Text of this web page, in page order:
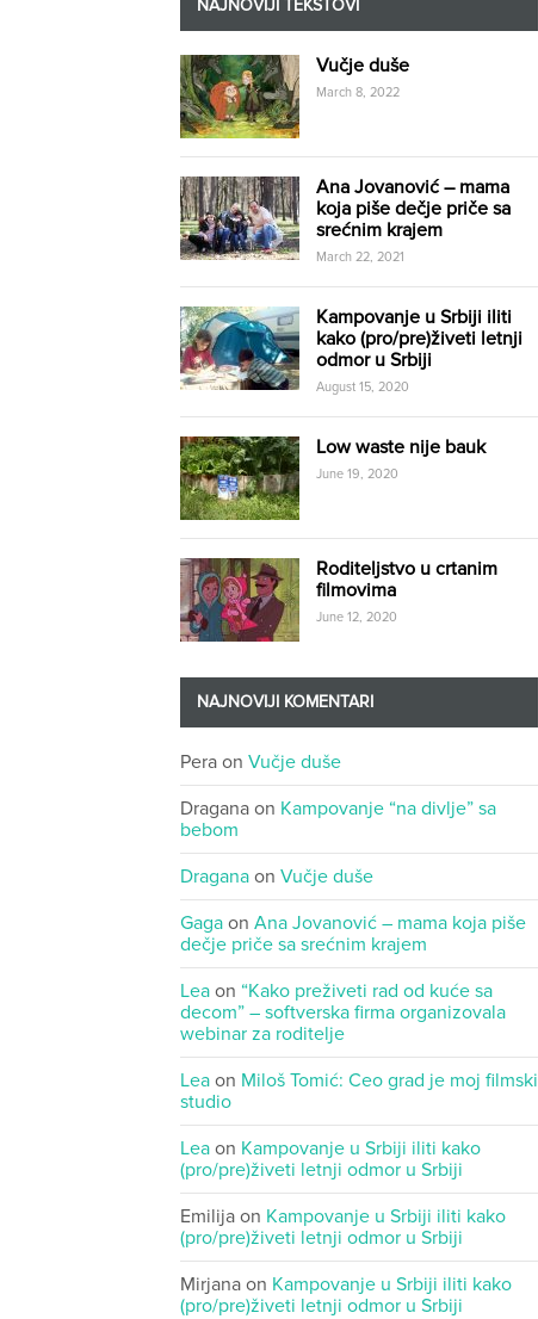
NAJNOVIJI TEKSTOVI
Vučje duše
March 8, 2022
Ana Jovanović – mama
koja piše dečje priče sa
srećnim krajem
March 22, 2021
Kampovanje u Srbiji iliti
kako (pro/pre)živeti letnji
odmor u Srbiji
August 15, 2020
Low waste nije bauk
June 19, 2020
Roditeljstvo u crtanim
filmovima
June 12, 2020
NAJNOVIJI KOMENTARI
Pera on Vučje duše
Dragana on Kampovanje “na divlje” sa
bebom
Dragana on Vučje duše
Gaga on Ana Jovanović – mama koja piše
dečje priče sa srećnim krajem
Lea on “Kako preživeti rad od kuće sa
decom” – softverska firma organizovala
webinar za roditelje
Lea on Miloš Tomić: Ceo grad je moj filmski
studio
Lea on Kampovanje u Srbiji iliti kako
(pro/pre)živeti letnji odmor u Srbiji
Emilija on Kampovanje u Srbiji iliti kako
(pro/pre)živeti letnji odmor u Srbiji
Mirjana on Kampovanje u Srbiji iliti kako
(pro/pre)živeti letnji odmor u Srbiji